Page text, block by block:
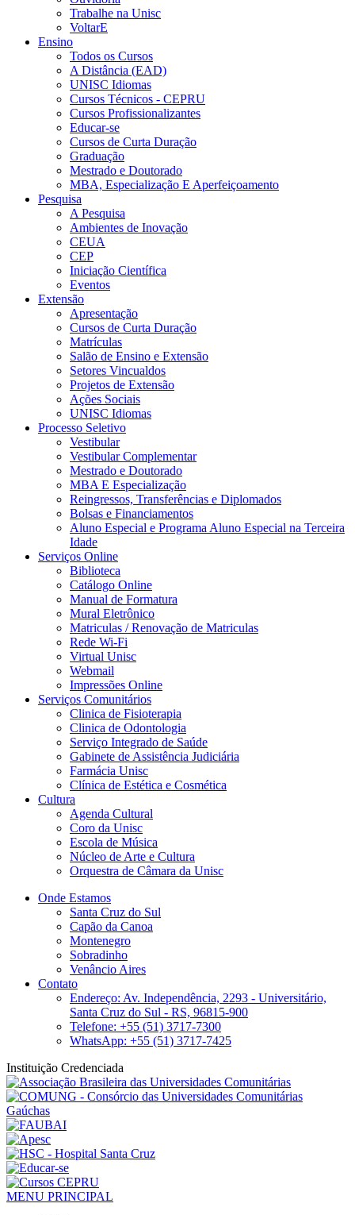
Trabalhe na Unisc
VoltarE
Ensino
Todos os Cursos
A Distância (EAD)
UNISC Idiomas
Cursos Técnicos - CEPRU
Cursos Profissionalizantes
Educar-se
Cursos de Curta Duração
Graduação
Mestrado e Doutorado
MBA, Especialização E Aperfeiçoamento
Pesquisa
A Pesquisa
Ambientes de Inovação
CEUA
CEP
Iniciação Científica
Eventos
Extensão
Apresentação
Cursos de Curta Duração
Matrículas
Salão de Ensino e Extensão
Setores Vincualdos
Projetos de Extensão
Ações Sociais
UNISC Idiomas
Processo Seletivo
Vestibular
Vestibular Complementar
Mestrado e Doutorado
MBA E Especialização
Reingressos, Transferências e Diplomados
Bolsas e Financiamentos
Aluno Especial e Programa Aluno Especial na Terceira
Idade
Serviços Online
Biblioteca
Catálogo Online
Manual de Formatura
Mural Eletrônico
Matriculas / Renovação de Matriculas
Rede Wi-Fi
Virtual Unisc
Webmail
Impressões Online
Serviços Comunitários
Clinica de Fisioterapia
Clinica de Odontologia
Serviço Integrado de Saúde
Gabinete de Assistência Judiciária
Farmácia Unisc
Clínica de Estética e Cosmética
Cultura
Agenda Cultural
Coro da Unisc
Escola de Música
Núcleo de Arte e Cultura
Orquestra de Câmara da Unisc
Onde Estamos
Santa Cruz do Sul
Capão da Canoa
Montenegro
Sobradinho
Venâncio Aires
Contato
Endereço: Av. Independência, 2293 - Universitário,
Santa Cruz do Sul - RS, 96815-900
Telefone: +55 (51) 3717-7300
WhatsApp: +55 (51) 3717-7425
Instituição Credenciada
MENU PRINCIPAL